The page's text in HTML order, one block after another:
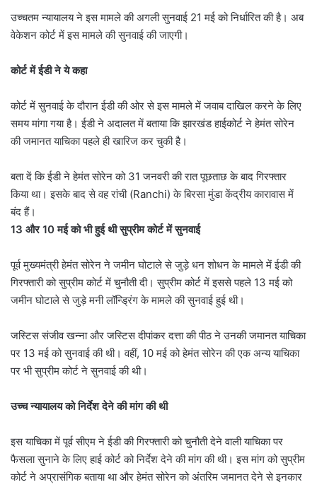
उच्चतम न्यायालय ने इस मामले की अगली सुनवाई 21 मई को निर्धारित की है। अब
वेकेशन कोर्ट में इस मामले की सुनवाई की जाएगी।
कोर्ट में ईडी ने ये कहा
कोर्ट में सुनवाई के दौरान ईडी की ओर से इस मामले में जवाब दाखिल करने के लिए
समय मांगा गया है। ईडी ने अदालत में बताया कि झारखंड हाईकोर्ट ने हेमंत सोरेन
की जमानत याचिका पहले ही खारिज कर चुकी है।
बता दें कि ईडी ने हेमंत सोरेन को 31 जनवरी की रात पूछताछ के बाद गिरफ्तार
किया था। इसके बाद से वह रांची (Ranchi) के बिरसा मुंडा केंद्रीय कारावास में
बंद हैं।
13 और 10 मई को भी हुई थी सुप्रीम कोर्ट में सुनवाई
पूर्व मुख्‍यमंत्री हेमंत सोरेन ने जमीन घोटाले से जुड़े धन शोधन के मामले में ईडी की
गिरफ्तारी को सुप्रीम कोर्ट में चुनौती दी। सुप्रीम कोर्ट में इससे पहले 13 मई को
जमीन घोटाले से जुड़े मनी लॉन्ड्रिंग के मामले की सुनवाई हुई थी।
जस्टिस संजीव खन्‍ना और जस्टिस दीपांकर दत्ता की पीठ ने उनकी जमानत याचिका
पर 13 मई को सुनवाई की थी। वहीं, 10 मई को हेमंत सोरेन की एक अन्‍य याचिका
पर भी सुप्रीम कोर्ट ने सुनवाई की थी।
उच्च न्यायालय को निर्देश देने की मांग की थी
इस याचिका में पूर्व सीएम ने ईडी की गिरफ्तारी को चुनौती देने वाली याचिका पर
फैसला सुनाने के लिए हाई कोर्ट को निर्देश देने की मांग की थी। इस मांग को सुप्रीम
कोर्ट ने अप्रासंगिक बताया था और हेमंत सोरेन को अंतरिम जमानत देने से इनकार